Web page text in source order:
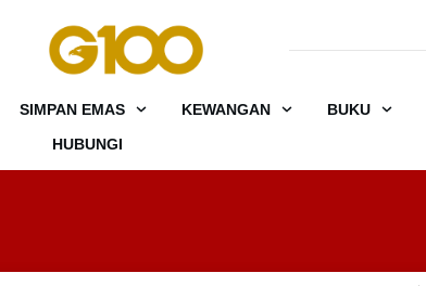
SIMPAN EMAS KEWANGAN
BUKU
HUBUNGI